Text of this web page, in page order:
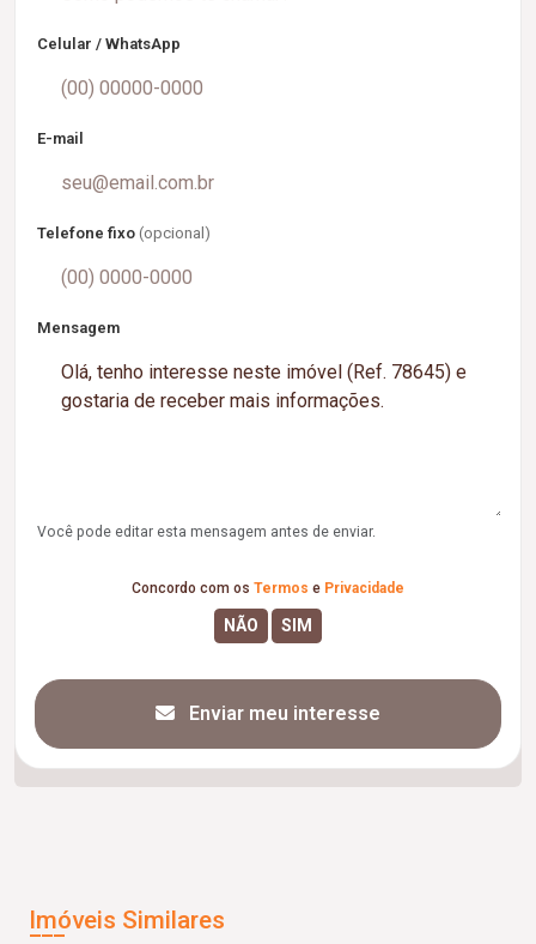
Celular / WhatsApp
E-mail
Telefone fixo (opcional)
Mensagem
Você pode editar esta mensagem antes de enviar.
Concordo com os Termos e Privacidade
Enviar meu interesse
Imóveis Similares